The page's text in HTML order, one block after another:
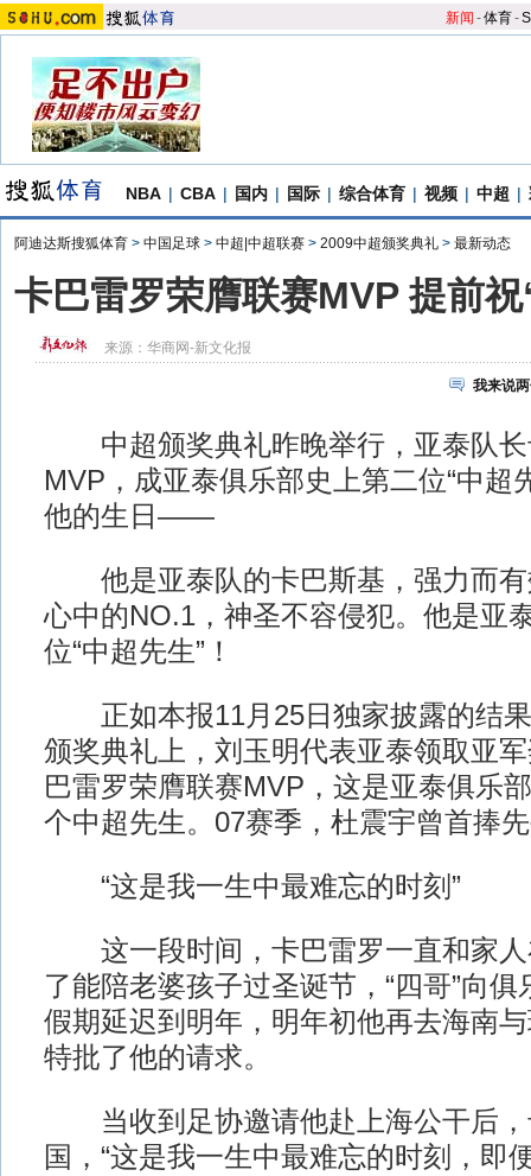
新闻 -体育-S
NBA | CBA | 国内 | 国际 | 综合体育 | 视频 | 中超 |
阿迪达斯搜狐体育 > 中国足球 > 中超|中超联赛 > 2009中超颁奖典礼 > 最新动态
卡巴雷罗荣膺联赛MVP 提前
来源： 华商网-新文化报
我来说
中超颁奖典礼昨晚举行，亚泰队长
MVP，成亚泰俱乐部史上第二位“中超
他的生日——
他是亚泰队的卡巴斯基，强力而有
心中的NO.1，神圣不容侵犯。他是亚
位“中超先生”！
正如本报11月25日独家披露的结果
颁奖典礼上，刘玉明代表亚泰领取亚
巴雷罗荣膺联赛MVP，这是亚泰俱乐
个中超先生。07赛季，杜震宇曾首捧
“这是我一生中最难忘的时刻”
这一段时间，卡巴雷罗一直和家人
了能陪老婆孩子过圣诞节，“四哥”向
假期延迟到明年，明年初他再去海南
特批了他的请求。
当收到足协邀请他赴上海公干后，
国，“这是我一生中最难忘的时刻，即